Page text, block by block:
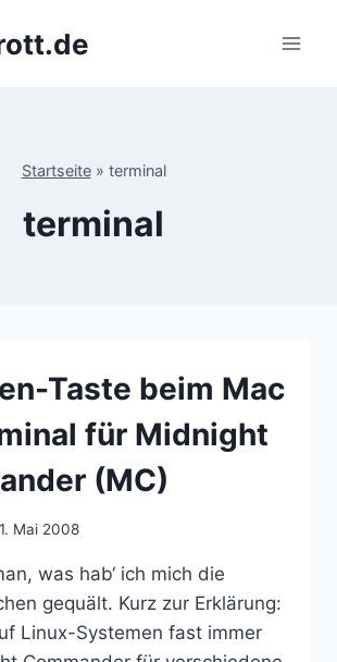
Startseite» terminal
terminal
Taste beim Mac
für Midnight
(MC)
Mai 2008
was hab‘ ich mich die
gequält. Kurz zur Erklärung:
Linux-Systemen fast immer